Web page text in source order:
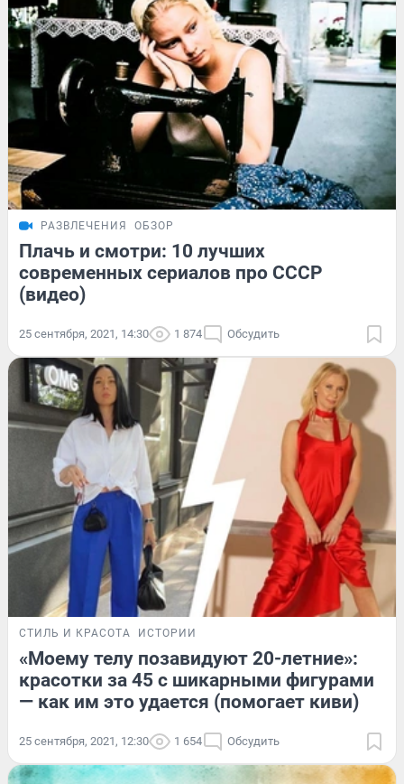
РАЗВЛЕЧЕНИЯ ОБЗОР
Плачь и смотри: 10 лучших
современных сериалов про СССР
(видео)
25 сентября, 2021, 14:30 1 874 Обсудить
СТИЛЬ И КРАСОТА ИСТОРИИ
«Моему телу позавидуют 20-летние»:
красотки за 45 с шикарными фигурами
— как им это удается (помогает киви)
25 сентября, 2021, 12:30 1 654 Обсудить